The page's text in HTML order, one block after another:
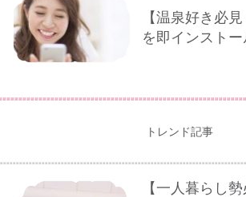
【温泉好き必
を即インストー
トレンド記事
【一人暮らし